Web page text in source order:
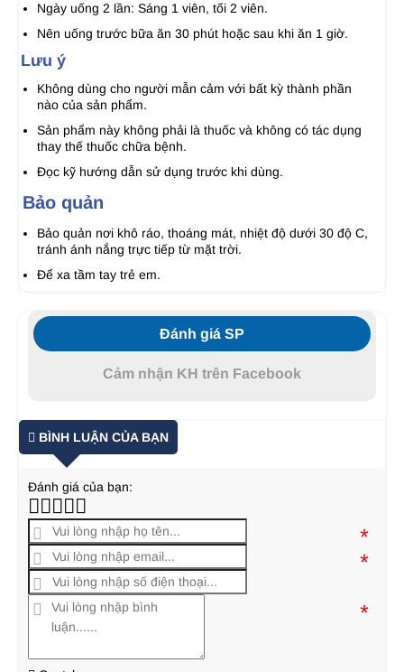
Ngày uống 2 lần: Sáng 1 viên, tối 2 viên.
Nên uống trước bữa ăn 30 phút hoặc sau khi ăn 1 giờ.
Lưu ý
Không dùng cho người mẫn cảm với bất kỳ thành phần
nào của sản phẩm.
Sản phẩm này không phải là thuốc và không có tác dụng
thay thế thuốc chữa bệnh.
Đọc kỹ hướng dẫn sử dụng trước khi dùng.
Bảo quản
Bảo quản nơi khô ráo, thoáng mát, nhiệt độ dưới 30 độ C,
tránh ánh nắng trực tiếp từ mặt trời.
Để xa tầm tay trẻ em.
Đánh giá SP
Cảm nhận KH trên Facebook
BÌNH LUẬN CỦA BẠN
Đánh giá của bạn:
*
*
*